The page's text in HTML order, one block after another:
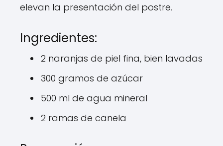
elevan la presentación del postre.
Ingredientes:
2 naranjas de piel fina, bien lavadas
300 gramos de azúcar
500 ml de agua mineral
2 ramas de canela